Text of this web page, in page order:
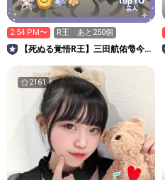
芸人
2:54 PM〜 R王 あと250個
【死ぬる覚悟R王】三田航佑🎅今
2161